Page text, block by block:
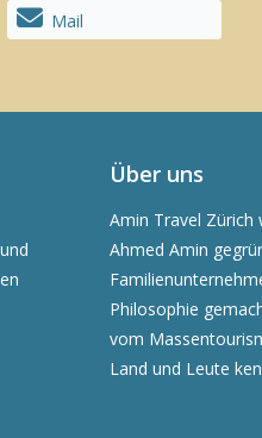
Mail
Über uns
Amin Travel Zürich
Ahmed Amin
Philosophie
vom
Land und Leute